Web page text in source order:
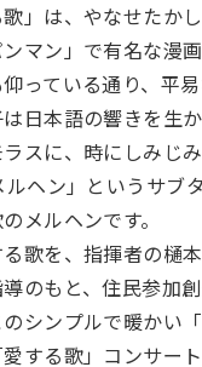
歌」は、やなせたか
ンマン」で有名な漫
っている通り、平
日本語の響きを生
スに、時にしみじ
ルヘン」というサ
メルヘンです。
る歌を、指揮者の樋
のもと、住民参加
シンプルで暖かい
する歌」コンサー